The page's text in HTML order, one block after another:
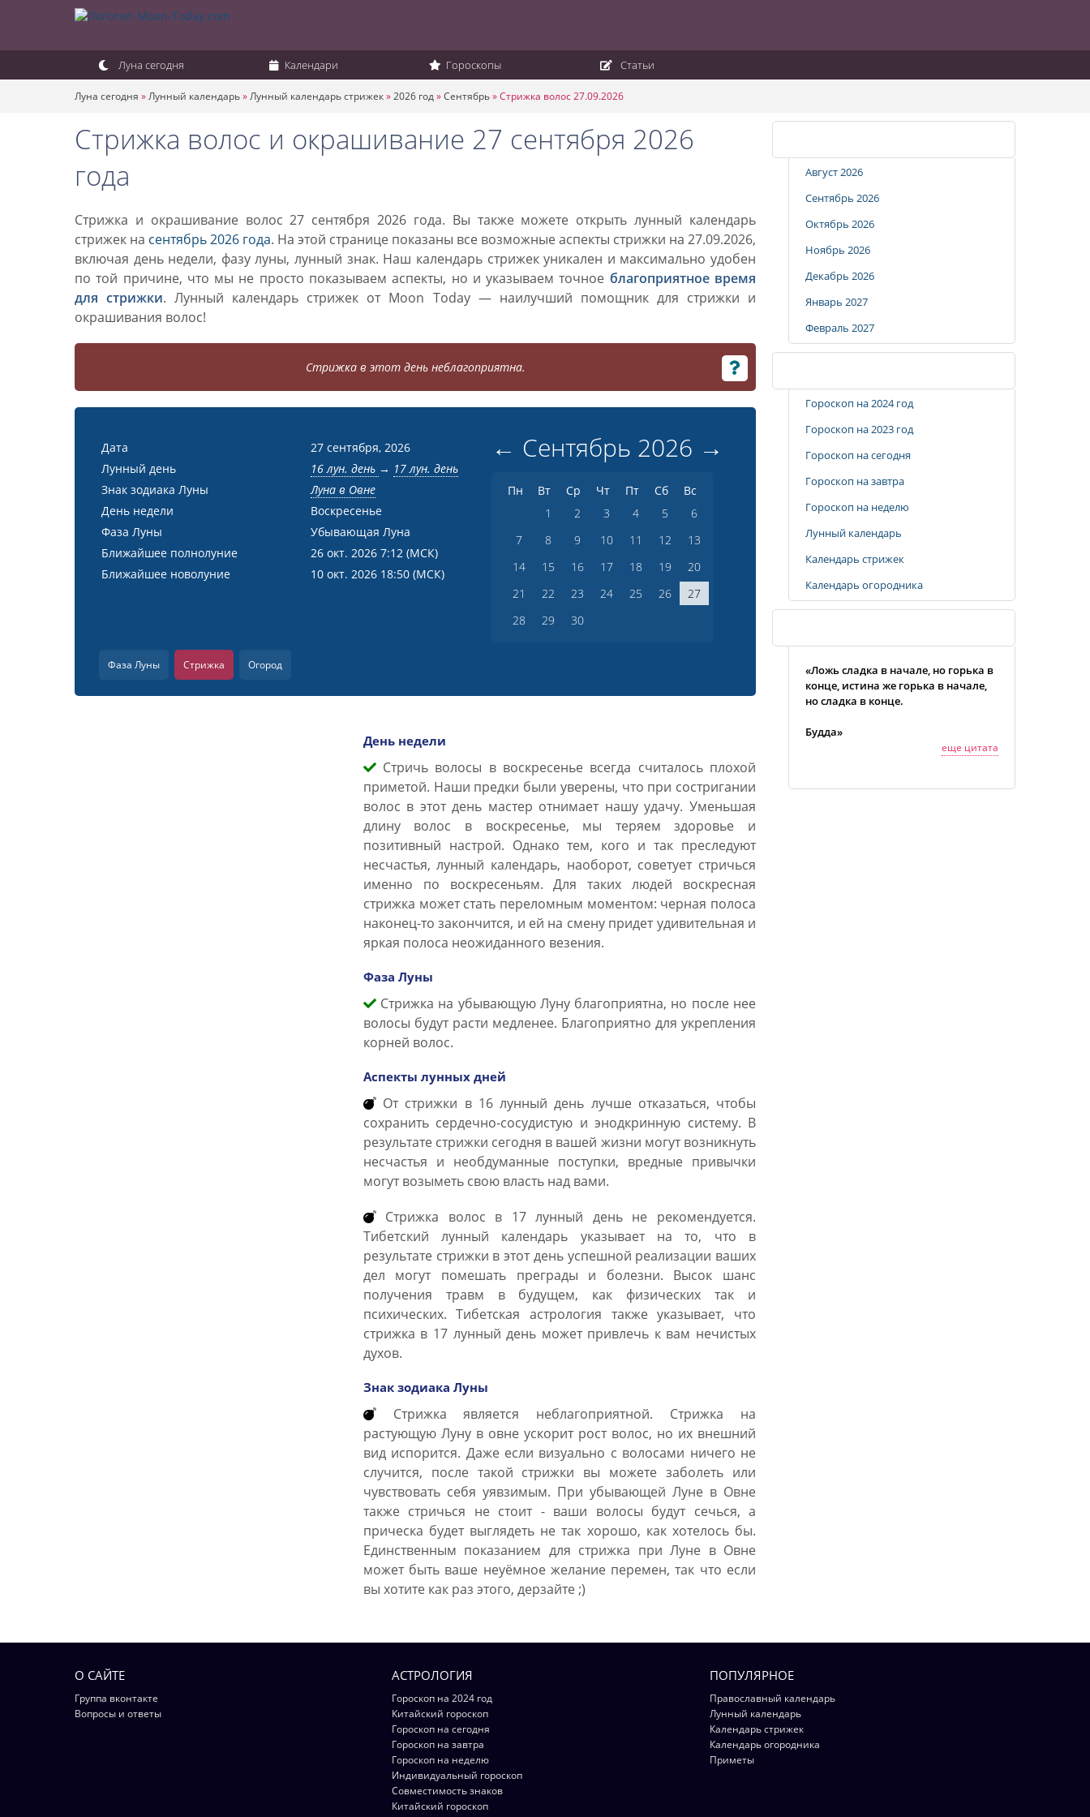
Луна сегодня Календари Гороскопы Статьи
Луна сегодня »Лунный календарь»Лунный календарь стрижек»2026 год»Сентябрь»Стрижка волос 27.09.2026
Стрижка волос и окрашивание 27 сентября 2026
года
Стрижка и окрашивание волос 27 сентября 2026 года. Вы также можете открыть лунный календарь
стрижек на сентябрь 2026 года. На этой странице показаны все возможные аспекты стрижки на 27.09.2026,
включая день недели, фазу луны, лунный знак. Наш календарь стрижек уникален и максимально удобен
по той причине, что мы не просто показываем аспекты, но и указываем точное благоприятное время
для стрижки. Лунный календарь стрижек от Moon Today — наилучший помощник для стрижки и
окрашивания волос!
Стрижка в этот день неблагоприятна.
Дата
27 сентября, 2026
Лунный день
16 лун. день → 17 лун. день
Знак зодиака Луны
Луна в Овне
День недели
Воскресенье
Фаза Луны
Убывающая Луна
Ближайшее полнолуние
26 окт. 2026 7:12 (МСК)
Ближайшее новолуние
10 окт. 2026 18:50 (МСК)
← Сентябрь 2026 →
Пн Вт Ср Чт Пт Сб
Вс
1
2 3 4 5
6
7
8 9 10 11 12
13
14
15 16 17 18 19
20
21
22 23 24 25 26
27
28
29 30
Фаза Луны Стрижка Огород
День недели
Стричь волосы в воскресенье всегда считалось плохой
приметой. Наши предки были уверены, что при состригании
волос в этот день мастер отнимает нашу удачу. Уменьшая
длину волос в воскресенье, мы теряем здоровье и
позитивный настрой. Однако тем, кого и так преследуют
несчастья, лунный календарь, наоборот, советует стричься
именно по воскресеньям. Для таких людей воскресная
стрижка может стать переломным моментом: черная полоса
наконец-то закончится, и ей на смену придет удивительная и
яркая полоса неожиданного везения.
Фаза Луны
Стрижка на убывающую Луну благоприятна, но после нее
волосы будут расти медленее. Благоприятно для укрепления
корней волос.
Аспекты лунных дней
От стрижки в 16 лунный день лучше отказаться, чтобы
сохранить сердечно-сосудистую и энодкринную систему. В
результате стрижки сегодня в вашей жизни могут возникнуть
несчастья и необдуманные поступки, вредные привычки
могут возыметь свою власть над вами.
Стрижка волос в 17 лунный день не рекомендуется.
Тибетский лунный календарь указывает на то, что в
результате стрижки в этот день успешной реализации ваших
дел могут помешать преграды и болезни. Высок шанс
получения травм в будущем, как физических так и
психических. Тибетская астрология также указывает, что
стрижка в 17 лунный день может привлечь к вам нечистых
духов.
Знак зодиака Луны
Стрижка является неблагоприятной. Стрижка на
растующую Луну в овне ускорит рост волос, но их внешний
вид испорится. Даже если визуально с волосами ничего не
случится, после такой стрижки вы можете заболеть или
чувствовать себя уявзимым. При убывающей Луне в Овне
также стричься не стоит - ваши волосы будут сечься, а
прическа будет выглядеть не так хорошо, как хотелось бы.
Единственным показанием для стрижка при Луне в Овне
может быть ваше неуёмное желание перемен, так что если
вы хотите как раз этого, дерзайте ;)
Август 2026
Сентябрь 2026
Октябрь 2026
Ноябрь 2026
Декабрь 2026
Январь 2027
Февраль 2027
Гороскоп на 2024 год
Гороскоп на 2023 год
Гороскоп на сегодня
Гороскоп на завтра
Гороскоп на неделю
Лунный календарь
Календарь стрижек
Календарь огородника
«Ложь сладка в начале, но горька в
конце, истина же горька в начале,
но сладка в конце.
Будда»
еще цитата
О САЙТЕ
Группа вконтакте
Вопросы и ответы
АСТРОЛОГИЯ
Гороскоп на 2024 год
Китайский гороскоп
Гороскоп на сегодня
Гороскоп на завтра
Гороскоп на неделю
Индивидуальный гороскоп
Совместимость знаков
Китайский гороскоп
ПОПУЛЯРНОЕ
Православный календарь
Лунный календарь
Календарь стрижек
Календарь огородника
Приметы